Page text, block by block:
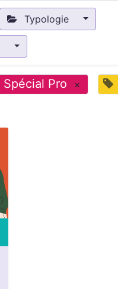
Typologie
Spécial Pro ×